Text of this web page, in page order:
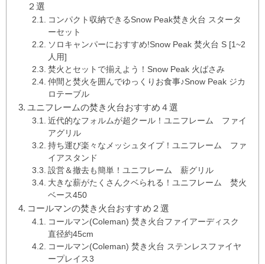
２選
コンパクト収納できるSnow Peak焚き火台 スタータ
ーセット
ソロキャンパーにおすすめ!Snow Peak 焚火台 S [1~2
人用]
焚火とセットで揃えよう！Snow Peak 火ばさみ
仲間と焚火を囲んでゆっくりお食事♪Snow Peak ジカ
ロテーブル
ユニフレームの焚き火台おすすめ４選
近代的なフォルムが超クール！ユニフレーム ファイ
アグリル
持ち運び楽々なメッシュタイプ！ユニフレーム ファ
イアスタンド
設営＆撤去も簡単！ユニフレーム 薪グリル
大きな薪がたくさんクベられる！ユニフレーム 焚火
ベース450
コールマンの焚き火台おすすめ２選
コールマン(Coleman) 焚き火台ファイアーディスク
直径約45cm
コールマン(Coleman) 焚き火台 ステンレスファイヤ
ープレイス3